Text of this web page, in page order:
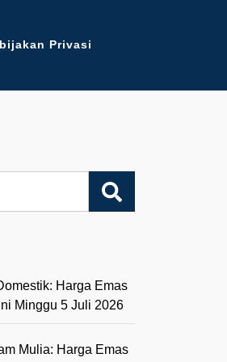
Privasi
Harga Emas
Minggu 5 Juli 2026
Mulia: Harga Emas